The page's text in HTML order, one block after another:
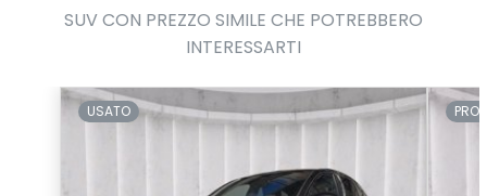
Monitor rilevamento collisione in uscita posteriore
Monitoraggio delle condizioni del guidatore
Paddle shift - comandi marce al volante con finitura noble
SUV CON PREZZO SIMILE CHE POTREBBERO
INTERESSARTI
USATO